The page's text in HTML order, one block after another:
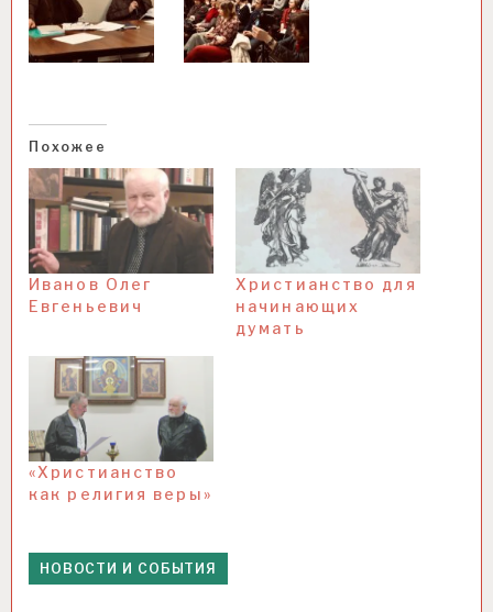
Похожее
Иванов Олег
Евгеньевич
Христианство для
начинающих
думать
«Христианство
как религия веры»
НОВОСТИ И СОБЫТИЯ